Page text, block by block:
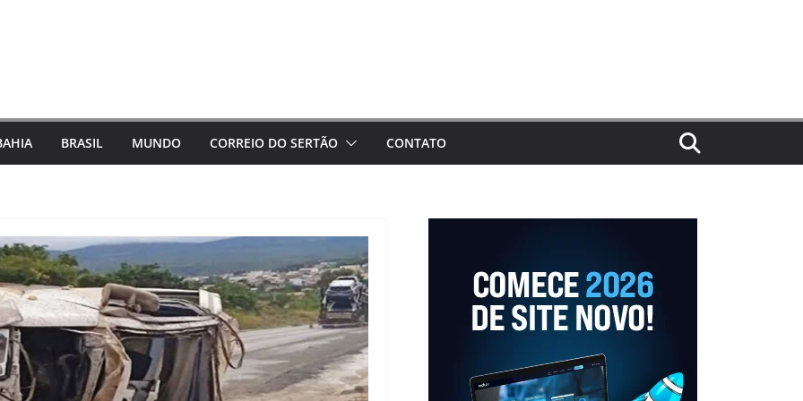
BRASIL MUNDO CORREIO DO SERTÃO CONTATO